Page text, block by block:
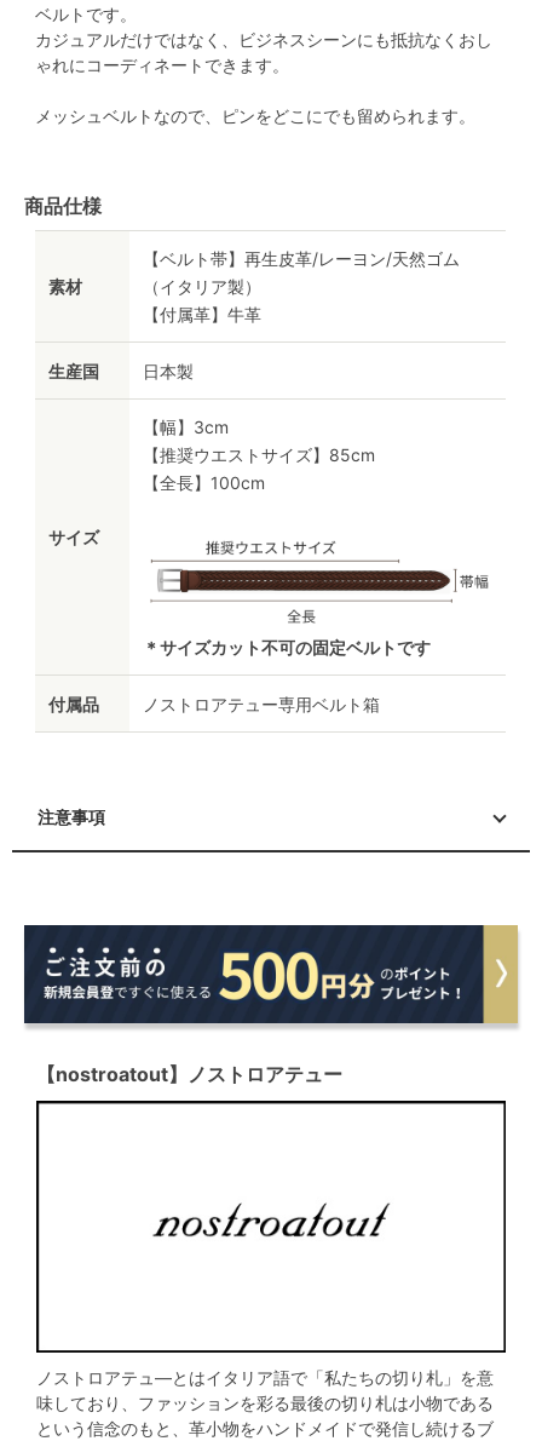
ベルトです。
カジュアルだけではなく、ビジネスシーンにも抵抗なくおし
ゃれにコーディネートできます。
メッシュベルトなので、ピンをどこにでも留められます。
商品仕様
素材
【ベルト帯】再生皮革/レーヨン/天然ゴム
（イタリア製）
【付属革】牛革
生産国 日本製
サイズ
【幅】3cm
【推奨ウエストサイズ】85cm
【全長】100cm
＊サイズカット不可の固定ベルトです
付属品 ノストロアテュー専用ベルト箱
注意事項
【nostroatout】ノストロアテュー
ノストロアテュ―とはイタリア語で「私たちの切り札」を意
味しており、ファッションを彩る最後の切り札は小物である
という信念のもと、革小物をハンドメイドで発信し続けるブ